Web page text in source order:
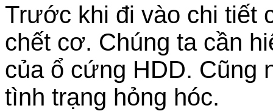
Trước khi đi vào chi tiết
chết cơ. Chúng ta cần
của ổ cứng HDD. Cũng
tình trạng hỏng hóc.